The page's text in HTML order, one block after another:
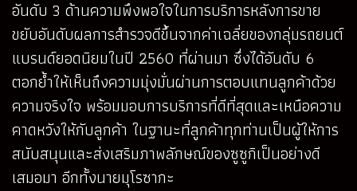
อันดับ 3 ด้านความพึงพอใจในการบริการหลังการขาย
ขยับอันดับผลการสำรวจดีขึ้นจากค่าเฉลี่ยของกลุ่มรถยนต์
แบรนด์ยอดนิยมในปี 2560 ที่ผ่านมา ซึ่งได้อันดับ 6
ตอกย้ำให้เห็นถึงความมุ่งมั่นผ่านการตอบแทนลูกค้าด้วย
ความจริงใจ พร้อมมอบการบริการที่ดีที่สุดและเหนือความ
คาดหวังให้กับลูกค้า ในฐานะที่ลูกค้าทุกท่านเป็นผู้ให้การ
สนับสนุนและส่งเสริมภาพลักษณ์ของซูซูกิเป็นอย่างดี
เสมอมา อีกทั้งนายมุโรซากะ